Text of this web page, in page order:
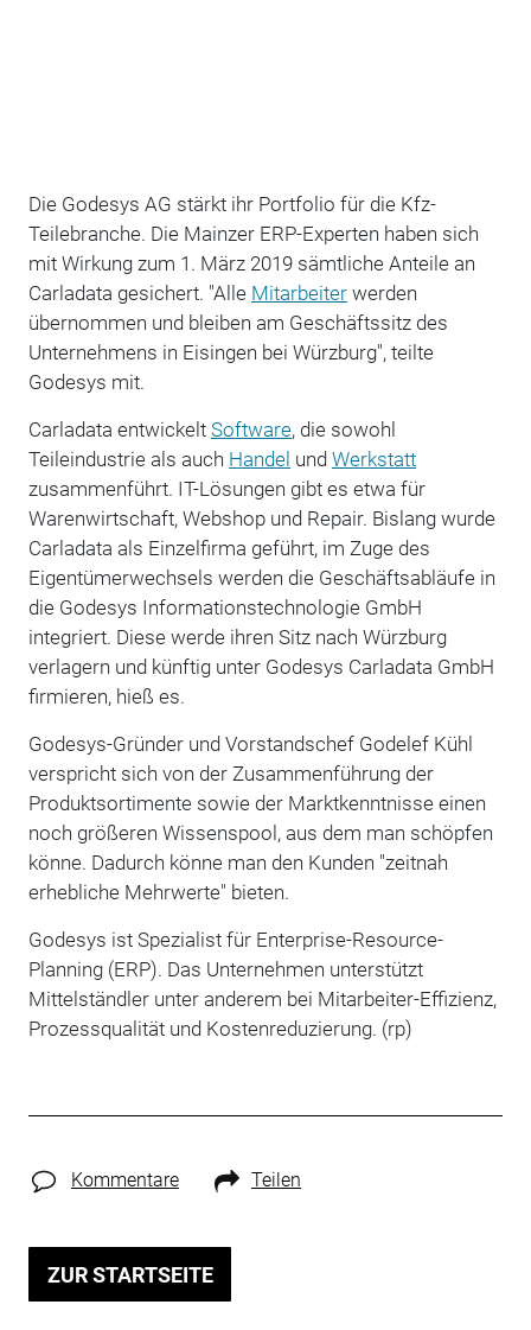
Die Godesys AG stärkt ihr Portfolio für die Kfz-
Teilebranche. Die Mainzer ERP-Experten haben sich
mit Wirkung zum 1. März 2019 sämtliche Anteile an
Carladata gesichert. "Alle Mitarbeiterwerden
übernommen und bleiben am Geschäftssitz des
Unternehmens in Eisingen bei Würzburg", teilte
Godesys mit.
Carladata entwickelt Software, die sowohl
Teileindustrie als auch Handel und Werkstatt
zusammenführt. IT-Lösungen gibt es etwa für
Warenwirtschaft, Webshop und Repair. Bislang wurde
Carladata als Einzelfirma geführt, im Zuge des
Eigentümerwechsels werden die Geschäftsabläufe in
die Godesys Informationstechnologie GmbH
integriert. Diese werde ihren Sitz nach Würzburg
verlagern und künftig unter Godesys Carladata GmbH
firmieren, hieß es.
Godesys-Gründer und Vorstandschef Godelef Kühl
verspricht sich von der Zusammenführung der
Produktsortimente sowie der Marktkenntnisse einen
noch größeren Wissenspool, aus dem man schöpfen
könne. Dadurch könne man den Kunden "zeitnah
erhebliche Mehrwerte" bieten.
Godesys ist Spezialist für Enterprise-Resource-
Planning (ERP). Das Unternehmen unterstützt
Mittelständler unter anderem bei Mitarbeiter-Effizienz,
Prozessqualität und Kostenreduzierung. (rp)
Kommentare Teilen
ZUR STARTSEITE